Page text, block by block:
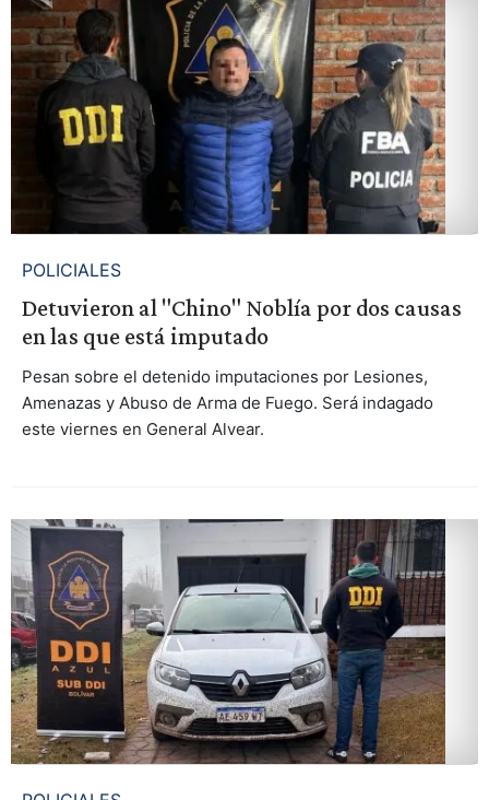
POLICIALES
Detuvieron al "Chino" Noblía por dos causas
en las que está imputado
Pesan sobre el detenido imputaciones por Lesiones,
Amenazas y Abuso de Arma de Fuego. Será indagado
este viernes en General Alvear.